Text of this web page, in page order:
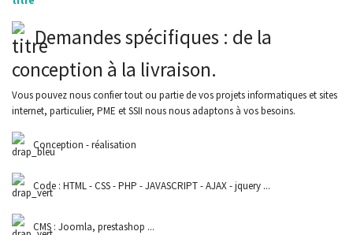
Demandes spécifiques : de la
conception à la livraison.
Vous pouvez nous confier tout ou partie de vos projets informatiques et sites
internet, particulier, PME et SSII nous nous adaptons à vos besoins.
Conception - réalisation
Code : HTML - CSS - PHP - JAVASCRIPT - AJAX - jquery ...
CMS : Joomla, prestashop ...